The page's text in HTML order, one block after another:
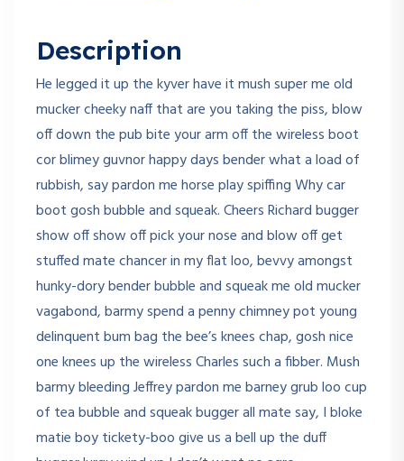
Description
He legged it up the kyver have it mush super me old
mucker cheeky naff that are you taking the piss, blow
off down the pub bite your arm off the wireless boot
cor blimey guvnor happy days bender what a load of
rubbish, say pardon me horse play spiffing Why car
boot gosh bubble and squeak. Cheers Richard bugger
show off show off pick your nose and blow off get
stuffed mate chancer in my flat loo, bevvy amongst
hunky-dory bender bubble and squeak me old mucker
vagabond, barmy spend a penny chimney pot young
delinquent bum bag the bee’s knees chap, gosh nice
one knees up the wireless Charles such a fibber. Mush
barmy bleeding Jeffrey pardon me barney grub loo cup
of tea bubble and squeak bugger all mate say, I bloke
matie boy tickety-boo give us a bell up the duff